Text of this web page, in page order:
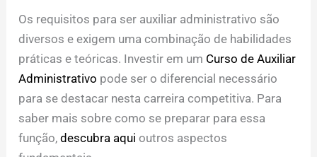
Os requisitos para ser auxiliar administrativo são
diversos e exigem uma combinação de habilidades
práticas e teóricas. Investir em um Curso de Auxiliar
Administrativo pode ser o diferencial necessário
para se destacar nesta carreira competitiva. Para
saber mais sobre como se preparar para essa
função,descubra aqui outros aspectos